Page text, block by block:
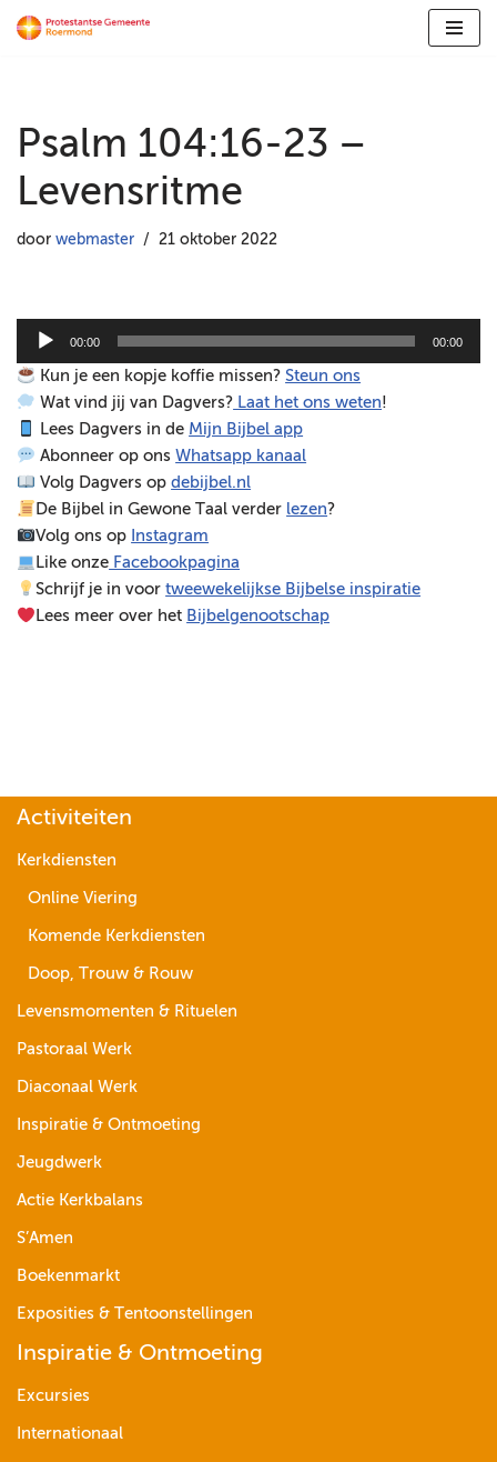
inhoud
Psalm 104:16-23 –
Levensritme
door webmaster 21 oktober 2022
d
i
o
s
p
e
l
e
00:00 00:00
Kun je een kopje koffie missen?Steun ons
Wat vind jij van Dagvers? Laat het ons weten!
Lees Dagvers in de Mijn Bijbel app
Abonneer op onsWhatsapp kanaal
Volg Dagvers opdebijbel.nl
De Bijbel in Gewone Taal verder lezen?
Volg ons op Instagram
Like onze Facebookpagina
Schrijf je in voortweewekelijkse Bijbelse inspiratie
Lees meer over het Bijbelgenootschap
Activiteiten
Kerkdiensten
Online Viering
Komende Kerkdiensten
Doop, Trouw & Rouw
Levensmomenten & Rituelen
Pastoraal Werk
Diaconaal Werk
Inspiratie & Ontmoeting
Jeugdwerk
Actie Kerkbalans
S’Amen
Boekenmarkt
Exposities & Tentoonstellingen
Inspiratie & Ontmoeting
Excursies
Internationaal